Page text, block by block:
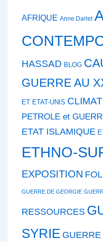
AFRIQUE Anne Darlet
HASSAD BLOG
GUERRE AU
ET ETAT-UNIS CLIMAT
PETROLE et
ETAT ISLAMIQUE
ETHNO-
EXPOSITION
GUERRE DE GEORGIE
RESSOURCES
SYRIE